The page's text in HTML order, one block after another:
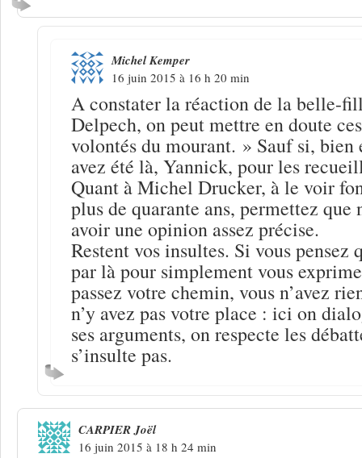
Michel Kemper
16 juin 2015 à 16 h 20 min
A constater la réaction de la belle-
Delpech, on peut mettre en doute
volontés du mourant. » Sauf si, bien
avez été là, Yannick, pour les
Quant à Michel Drucker, à le voir
plus de quarante ans, permettez que
avoir une opinion assez précise.
Restent vos insultes. Si vous pensez
par là pour simplement vous
passez votre chemin, vous n’avez
n’y avez pas votre place : ici on
ses arguments, on respecte les
s’insulte pas.
CARPIER Joël
16 juin 2015 à 18 h 24 min